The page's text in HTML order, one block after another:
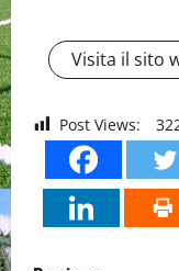
Visita il sito
Post Views: